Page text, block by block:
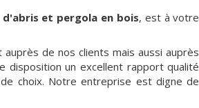
et pergola en bois, est à votre
de nos clients mais aussi auprès
un excellent rapport qualité
choix. Notre entreprise est digne de